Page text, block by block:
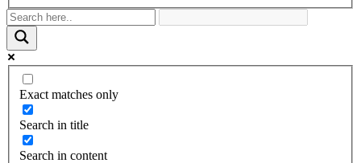
Exact matches only
Search in title
Search in content